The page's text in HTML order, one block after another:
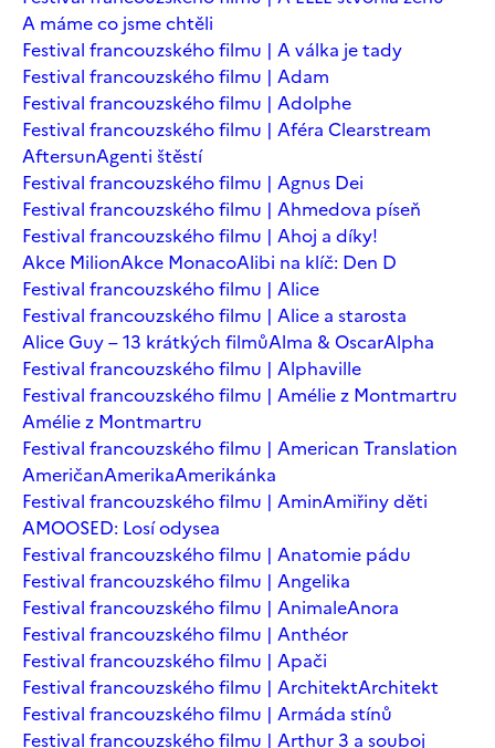
A máme co jsme chtěli
Festival francouzského filmu | A válka je tady
Festival francouzského filmu | Adam
Festival francouzského filmu | Adolphe
Festival francouzského filmu | Aféra Clearstream
AftersunAgenti štěstí
Festival francouzského filmu | Agnus Dei
Festival francouzského filmu | Ahmedova píseň
Festival francouzského filmu | Ahoj a díky!
Akce MilionAkce MonacoAlibi na klíč: Den D
Festival francouzského filmu | Alice
Festival francouzského filmu | Alice a starosta
Alice Guy – 13 krátkých filmůAlma & OscarAlpha
Festival francouzského filmu | Alphaville
Festival francouzského filmu | Amélie z Montmartru
Amélie z Montmartru
Festival francouzského filmu | American Translation
AmeričanAmerikaAmerikánka
Festival francouzského filmu | AminAmiřiny děti
AMOOSED: Losí odysea
Festival francouzského filmu | Anatomie pádu
Festival francouzského filmu | Angelika
Festival francouzského filmu | AnimaleAnora
Festival francouzského filmu | Anthéor
Festival francouzského filmu | Apači
Festival francouzského filmu | ArchitektArchitekt
Festival francouzského filmu | Armáda stínů
Festival francouzského filmu | Arthur 3 a souboj